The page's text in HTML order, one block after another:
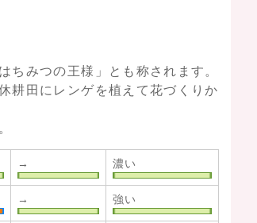
ちみつの王様」とも称されます。
耕田にレンゲを植えて花づくりか
→ 濃い
→ 強い